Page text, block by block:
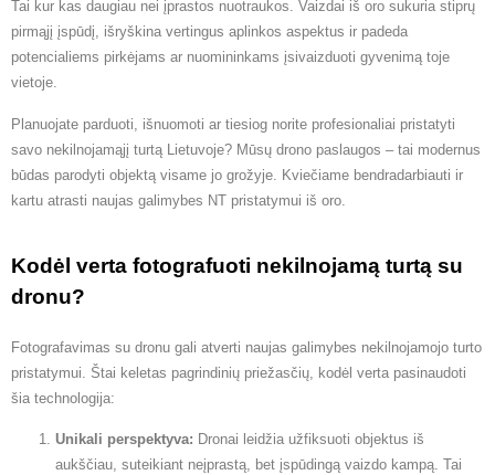
Tai kur kas daugiau nei įprastos nuotraukos. Vaizdai iš oro sukuria stiprų
pirmąjį įspūdį, išryškina vertingus aplinkos aspektus ir padeda
potencialiems pirkėjams ar nuomininkams įsivaizduoti gyvenimą toje
vietoje.
Planuojate parduoti, išnuomoti ar tiesiog norite profesionaliai pristatyti
savo nekilnojamąjį turtą Lietuvoje? Mūsų drono paslaugos – tai modernus
būdas parodyti objektą visame jo grožyje. Kviečiame bendradarbiauti ir
kartu atrasti naujas galimybes NT pristatymui iš oro.
Kodėl verta fotografuoti nekilnojamą turtą su
dronu?
Fotografavimas su dronu gali atverti naujas galimybes nekilnojamojo turto
pristatymui. Štai keletas pagrindinių priežasčių, kodėl verta pasinaudoti
šia technologija:
Unikali perspektyva: Dronai leidžia užfiksuoti objektus iš
aukščiau, suteikiant neįprastą, bet įspūdingą vaizdo kampą. Tai